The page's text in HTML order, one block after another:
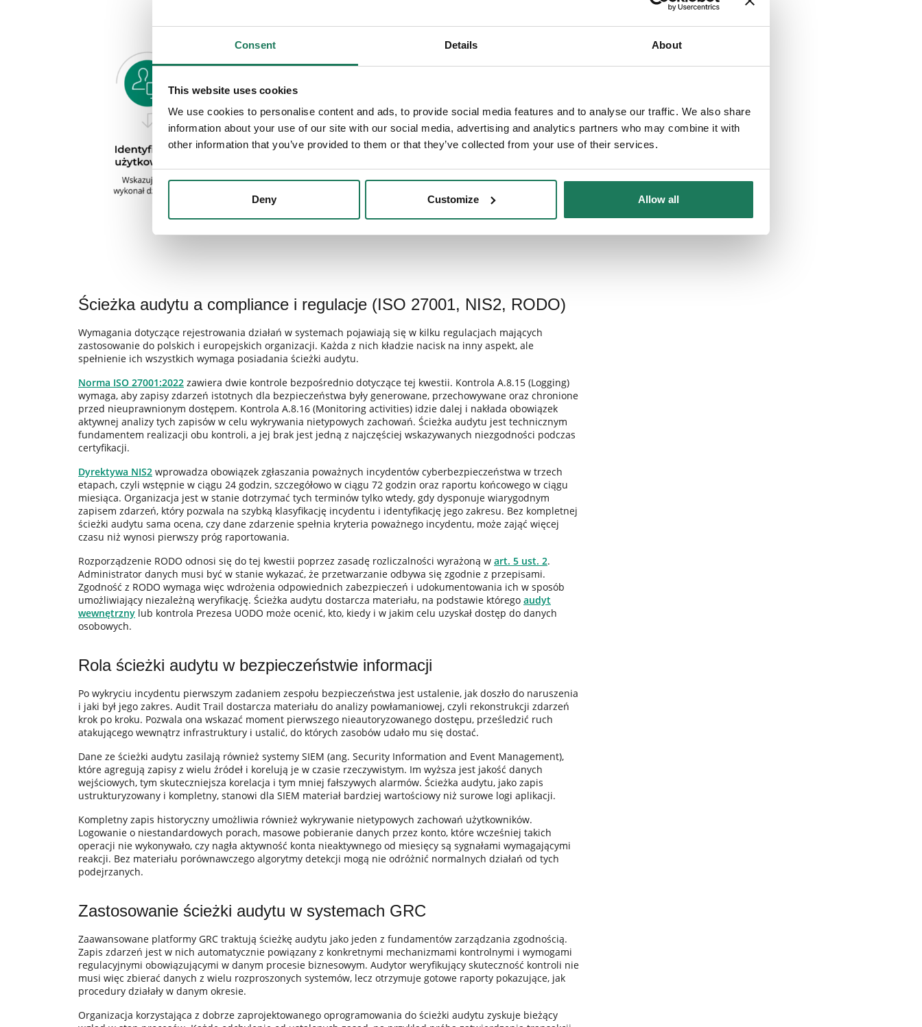
Consent Details About
This website uses cookies
We use cookies to personalise content and ads, to provide social media features and to analyse our traffic. We also share
information about your use of our site with our social media, advertising and analytics partners who may combine it with
other information that you’ve provided to them or that they’ve collected from your use of their services.
Deny Customize Allow all
Ścieżka audytu a compliance i regulacje (ISO 27001, NIS2, RODO)
Wymagania dotyczące rejestrowania działań w systemach pojawiają się w kilku regulacjach mających
zastosowanie do polskich i europejskich organizacji. Każda z nich kładzie nacisk na inny aspekt, ale
spełnienie ich wszystkich wymaga posiadania ścieżki audytu.
Norma ISO 27001:2022 zawiera dwie kontrole bezpośrednio dotyczące tej kwestii. Kontrola A.8.15 (Logging)
wymaga, aby zapisy zdarzeń istotnych dla bezpieczeństwa były generowane, przechowywane oraz chronione
przed nieuprawnionym dostępem. Kontrola A.8.16 (Monitoring activities) idzie dalej i nakłada obowiązek
aktywnej analizy tych zapisów w celu wykrywania nietypowych zachowań. Ścieżka audytu jest technicznym
fundamentem realizacji obu kontroli, a jej brak jest jedną z najczęściej wskazywanych niezgodności podczas
certyfikacji.
Dyrektywa NIS2 wprowadza obowiązek zgłaszania poważnych incydentów cyberbezpieczeństwa w trzech
etapach, czyli wstępnie w ciągu 24 godzin, szczegółowo w ciągu 72 godzin oraz raportu końcowego w ciągu
miesiąca. Organizacja jest w stanie dotrzymać tych terminów tylko wtedy, gdy dysponuje wiarygodnym
zapisem zdarzeń, który pozwala na szybką klasyfikację incydentu i identyfikację jego zakresu. Bez kompletnej
ścieżki audytu sama ocena, czy dane zdarzenie spełnia kryteria poważnego incydentu, może zająć więcej
czasu niż wynosi pierwszy próg raportowania.
Rozporządzenie RODO odnosi się do tej kwestii poprzez zasadę rozliczalności wyrażoną w art. 5 ust. 2.
Administrator danych musi być w stanie wykazać, że przetwarzanie odbywa się zgodnie z przepisami.
Zgodność z RODO wymaga więc wdrożenia odpowiednich zabezpieczeń i udokumentowania ich w sposób
umożliwiający niezależną weryfikację. Ścieżka audytu dostarcza materiału, na podstawie którego audyt
wewnętrzny lub kontrola Prezesa UODO może ocenić, kto, kiedy i w jakim celu uzyskał dostęp do danych
osobowych.
Rola ścieżki audytu w bezpieczeństwie informacji
Po wykryciu incydentu pierwszym zadaniem zespołu bezpieczeństwa jest ustalenie, jak doszło do naruszenia
i jaki był jego zakres. Audit Trail dostarcza materiału do analizy powłamaniowej, czyli rekonstrukcji zdarzeń
krok po kroku. Pozwala ona wskazać moment pierwszego nieautoryzowanego dostępu, prześledzić ruch
atakującego wewnątrz infrastruktury i ustalić, do których zasobów udało mu się dostać.
Dane ze ścieżki audytu zasilają również systemy SIEM (ang. Security Information and Event Management),
które agregują zapisy z wielu źródeł i korelują je w czasie rzeczywistym. Im wyższa jest jakość danych
wejściowych, tym skuteczniejsza korelacja i tym mniej fałszywych alarmów. Ścieżka audytu, jako zapis
ustrukturyzowany i kompletny, stanowi dla SIEM materiał bardziej wartościowy niż surowe logi aplikacji.
Kompletny zapis historyczny umożliwia również wykrywanie nietypowych zachowań użytkowników.
Logowanie o niestandardowych porach, masowe pobieranie danych przez konto, które wcześniej takich
operacji nie wykonywało, czy nagła aktywność konta nieaktywnego od miesięcy są sygnałami wymagającymi
reakcji. Bez materiału porównawczego algorytmy detekcji mogą nie odróżnić normalnych działań od tych
podejrzanych.
Zastosowanie ścieżki audytu w systemach GRC
Zaawansowane platformy GRC traktują ścieżkę audytu jako jeden z fundamentów zarządzania zgodnością.
Zapis zdarzeń jest w nich automatycznie powiązany z konkretnymi mechanizmami kontrolnymi i wymogami
regulacyjnymi obowiązującymi w danym procesie biznesowym. Audytor weryfikujący skuteczność kontroli nie
musi więc zbierać danych z wielu rozproszonych systemów, lecz otrzymuje gotowe raporty pokazujące, jak
procedury działały w danym okresie.
Organizacja korzystająca z dobrze zaprojektowanego oprogramowania do ścieżki audytu zyskuje bieżący